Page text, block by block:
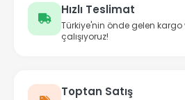
Hızlı Teslimat
Türkiye'nin önde gelen kargo
çalışıyoruz!
Toptan Satış